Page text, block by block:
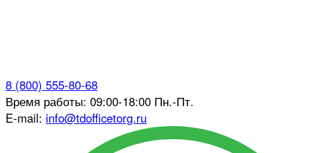
8 (800) 555-80-68
Время работы: 09:00-18:00 Пн.-Пт.
E-mail: info@tdofficetorg.ru